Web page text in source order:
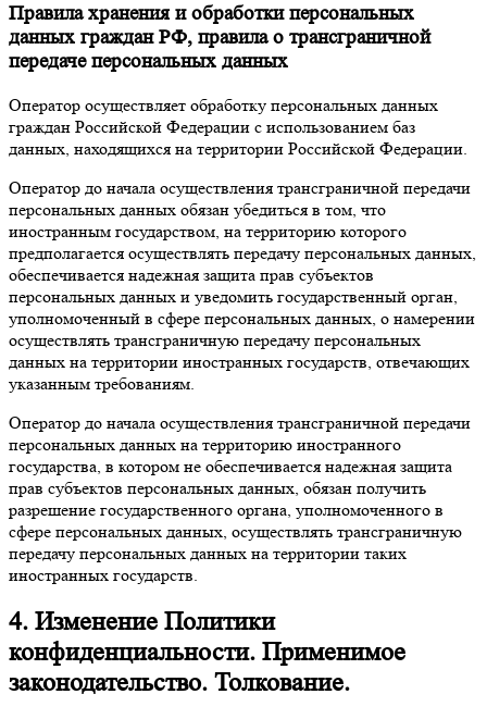
Правила хранения и обработки персональных
данных граждан РФ, правила о трансграничной
передаче персональных данных
Оператор осуществляет обработку персональных данных
граждан Российской Федерации с использованием баз
данных, находящихся на территории Российской Федерации.
Оператор до начала осуществления трансграничной передачи
персональных данных обязан убедиться в том, что
иностранным государством, на территорию которого
предполагается осуществлять передачу персональных данных,
обеспечивается надежная защита прав субъектов
персональных данных и уведомить государственный орган,
уполномоченный в сфере персональных данных, о намерении
осуществлять трансграничную передачу персональных
данных на территории иностранных государств, отвечающих
указанным требованиям.
Оператор до начала осуществления трансграничной передачи
персональных данных на территорию иностранного
государства, в котором не обеспечивается надежная защита
прав субъектов персональных данных, обязан получить
разрешение государственного органа, уполномоченного в
сфере персональных данных, осуществлять трансграничную
передачу персональных данных на территории таких
иностранных государств.
4. Изменение Политики
конфиденциальности. Применимое
законодательство. Толкование.